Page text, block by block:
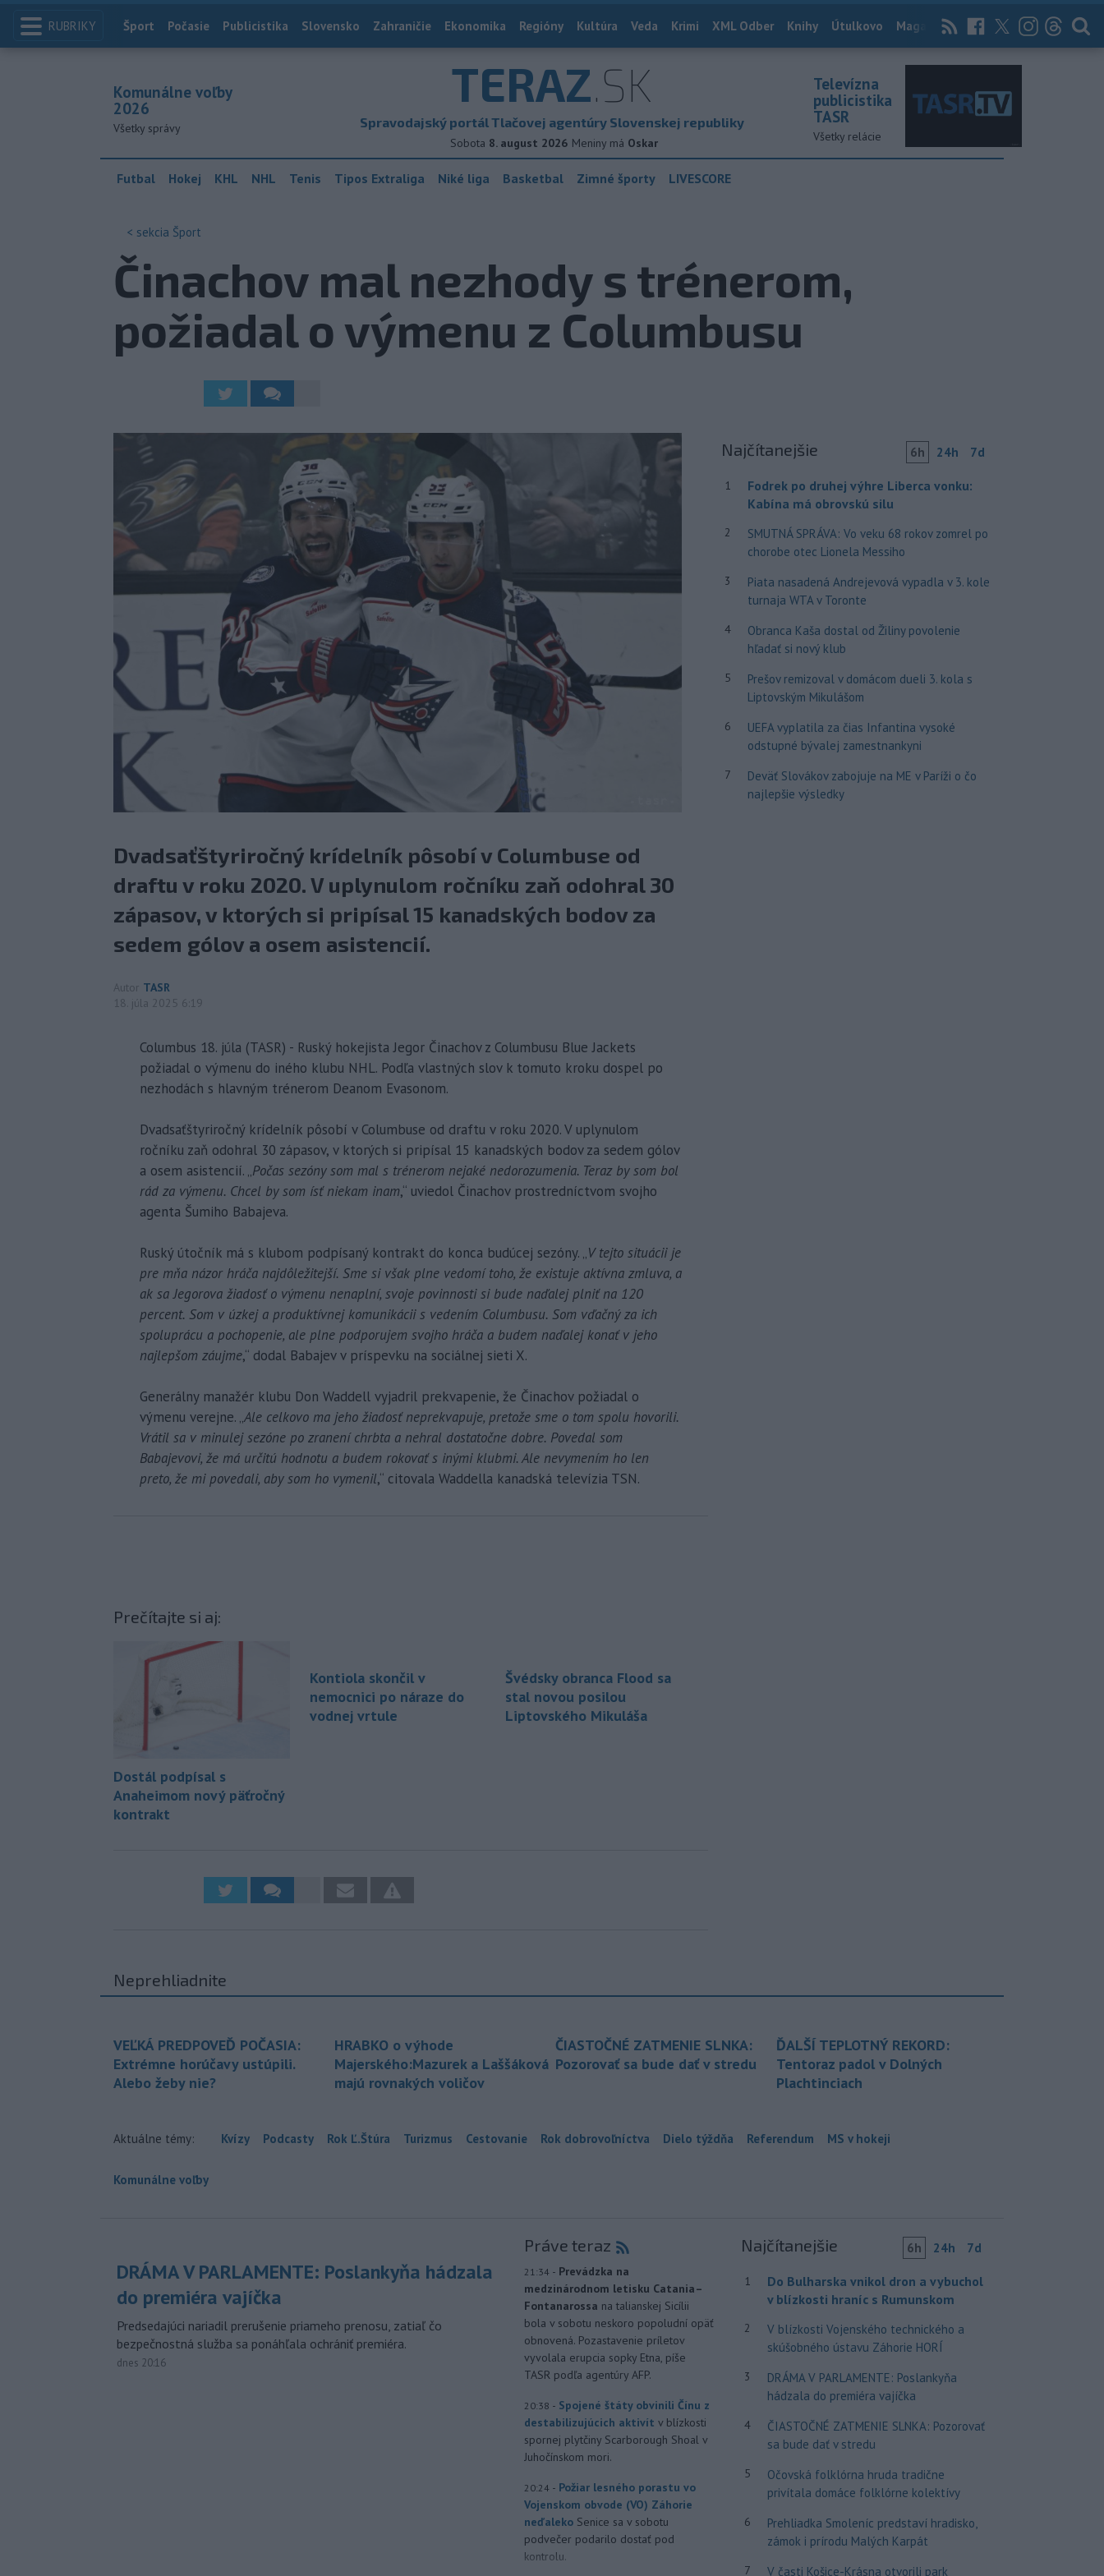
RUBRIKY Index
Šport Počasie Publicistika Slovensko Zahraničie Ekonomika Regióny Kultúra Veda Krimi XML Odber Knihy Útulkovo Magazín News Now Archív
TERAZ.SK
Spravodajský portál Tlačovej agentúry Slovenskej republiky
Sobota 8. august 2026 Meniny má Oskar
Komunálne voľby
2026
Všetky správy
Televízna
publicistika
TASR
Všetky relácie
Futbal Hokej KHL NHL Tenis Tipos Extraliga Niké liga Basketbal Zimné športy LIVESCORE
< sekcia Šport
Činachov mal nezhody s trénerom,
požiadal o výmenu z Columbusu
Dvadsaťštyriročný krídelník pôsobí v Columbuse od
draftu v roku 2020. V uplynulom ročníku zaň odohral 30
zápasov, v ktorých si pripísal 15 kanadských bodov za
sedem gólov a osem asistencií.
Autor TASR
18. júla 2025 6:19
Columbus 18. júla (TASR) - Ruský hokejista Jegor Činachov z Columbusu Blue Jackets
požiadal o výmenu do iného klubu NHL. Podľa vlastných slov k tomuto kroku dospel po
nezhodách s hlavným trénerom Deanom Evasonom.
Dvadsaťštyriročný krídelník pôsobí v Columbuse od draftu v roku 2020. V uplynulom
ročníku zaň odohral 30 zápasov, v ktorých si pripísal 15 kanadských bodov za sedem gólov
a osem asistencií. „Počas sezóny som mal s trénerom nejaké nedorozumenia. Teraz by som bol
rád za výmenu. Chcel by som ísť niekam inam,“ uviedol Činachov prostredníctvom svojho
agenta Šumiho Babajeva.
Ruský útočník má s klubom podpísaný kontrakt do konca budúcej sezóny. „V tejto situácii je
pre mňa názor hráča najdôležitejší. Sme si však plne vedomí toho, že existuje aktívna zmluva, a
ak sa Jegorova žiadosť o výmenu nenaplní, svoje povinnosti si bude naďalej plniť na 120
percent. Som v úzkej a produktívnej komunikácii s vedením Columbusu. Som vďačný za ich
spoluprácu a pochopenie, ale plne podporujem svojho hráča a budem naďalej konať v jeho
najlepšom záujme,“ dodal Babajev v príspevku na sociálnej sieti X.
Generálny manažér klubu Don Waddell vyjadril prekvapenie, že Činachov požiadal o
výmenu verejne. „Ale celkovo ma jeho žiadosť neprekvapuje, pretože sme o tom spolu hovorili.
Vrátil sa v minulej sezóne po zranení chrbta a nehral dostatočne dobre. Povedal som
Babajevovi, že má určitú hodnotu a budem rokovať s inými klubmi. Ale nevymením ho len
preto, že mi povedali, aby som ho vymenil,“ citovala Waddella kanadská televízia TSN.
Prečítajte si aj:
Dostál podpísal s
Anaheimom nový päťročný
kontrakt
Kontiola skončil v
nemocnici po náraze do
vodnej vrtule
Švédsky obranca Flood sa
stal novou posilou
Liptovského Mikuláša
Najčítanejšie 6h 24h 7d
1
Fodrek po druhej výhre Liberca vonku:
Kabína má obrovskú silu
2
SMUTNÁ SPRÁVA: Vo veku 68 rokov zomrel po
chorobe otec Lionela Messiho
3
Piata nasadená Andrejevová vypadla v 3. kole
turnaja WTA v Toronte
4
Obranca Kaša dostal od Žiliny povolenie
hľadať si nový klub
5
Prešov remizoval v domácom dueli 3. kola s
Liptovským Mikulášom
6
UEFA vyplatila za čias Infantina vysoké
odstupné bývalej zamestnankyni
7
Deväť Slovákov zabojuje na ME v Paríži o čo
najlepšie výsledky
Neprehliadnite
VEĽKÁ PREDPOVEĎ POČASIA:
Extrémne horúčavy ustúpili.
Alebo žeby nie?
HRABKO o výhode
Majerského:Mazurek a Laššáková
majú rovnakých voličov
ČIASTOČNÉ ZATMENIE SLNKA:
Pozorovať sa bude dať v stredu
ĎALŠÍ TEPLOTNÝ REKORD:
Tentoraz padol v Dolných
Plachtinciach
Aktuálne témy: Kvízy Podcasty Rok Ľ.Štúra Turizmus Cestovanie Rok dobrovoľníctva Dielo týždňa Referendum MS v hokeji
Komunálne voľby
DRÁMA V PARLAMENTE: Poslankyňa hádzala
do premiéra vajíčka
Predsedajúci nariadil prerušenie priameho prenosu, zatiaľ čo
bezpečnostná služba sa ponáhľala ochrániť premiéra.
dnes 20:16
Práve teraz
21:34 - Prevádzka na
medzinárodnom letisku Catania–
Fontanarossa na talianskej Sicílii
bola v sobotu neskoro popoludní opäť
obnovená. Pozastavenie príletov
vyvolala erupcia sopky Etna, píše
TASR podľa agentúry AFP.
20:38 - Spojené štáty obvinili Čínu z
destabilizujúcich aktivít v blízkosti
spornej plytčiny Scarborough Shoal v
Juhočínskom mori.
20:24 - Požiar lesného porastu vo
Vojenskom obvode (VO) Záhorie
neďaleko Senice sa v sobotu
podvečer podarilo dostať pod
kontrolu.
Najčítanejšie 6h 24h 7d
1
Do Bulharska vnikol dron a vybuchol
v blízkosti hraníc s Rumunskom
2
V blízkosti Vojenského technického a
skúšobného ústavu Záhorie HORÍ
3
DRÁMA V PARLAMENTE: Poslankyňa
hádzala do premiéra vajíčka
4
ČIASTOČNÉ ZATMENIE SLNKA: Pozorovať
sa bude dať v stredu
5
Očovská folklórna hruda tradične
privítala domáce folklórne kolektívy
6
Prehliadka Smoleníc predstaví hradisko,
zámok i prírodu Malých Karpát
7
V časti Košice-Krásna otvorili park